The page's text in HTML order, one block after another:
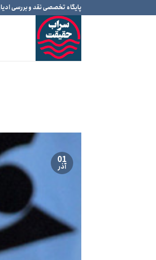
to
پایگاه تخصصی نقد و بررسی
01
آذر